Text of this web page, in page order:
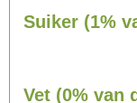
Suiker (1%
Vet (0% van